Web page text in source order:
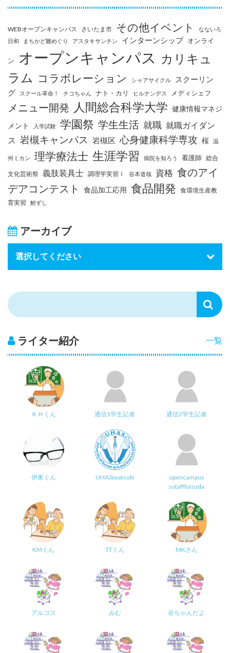
WEBオープンキャンパス さいたま市 その他イベント
なないろ
日和
まちかど雛めぐり アスタキサンチン インターンシップ オンライ
ン オープンキャンパス カリキュ
ラム コラボレーション シャアサイクル
スクーリン
グ
スクール革命！ チコちゃん ナト・カリ ヒルナンデス メディシェフ
メニュー開発 人間総合科学大学 健康情報マネジ
メント
入学試験 学園祭 学生生活 就職 就職ガイダン
ス
岩槻キャンパス 岩槻区 心身健康科学専攻 桜 温
州ミカン 理学療法士 生涯学習 病院を知ろう 看護師 総合
文化芸術祭 義肢装具士 調理学実習Ⅰ 谷本道哉 資格 食のアイ
デアコンテスト
食品加工応用 食品開発 食環境生産教
育実習
鮒ずし
アーカイブ
一覧
ライター紹介
ＫＨくん 通信1学生記者 通信2学生記者
伊東くん UHASiwatsuki
opencampus
sutaffhasuda
KMくん TTくん MKさん
アルゴス みむ 谷ちゃんだよ